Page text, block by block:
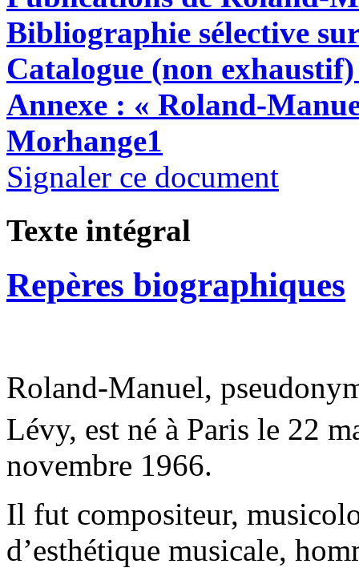
Bibliographie sélective
Catalogue (non
Annexe : « Roland-
Morhange1
Signaler ce document
Texte intégral
Repères biographiques
Roland-Manuel,
Lévy, est né à Paris le 22
novembre 1966.
Il fut compositeur,
d’esthétique musicale,